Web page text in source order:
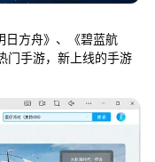
日方舟》、《碧蓝航
门手游，新上线的手游